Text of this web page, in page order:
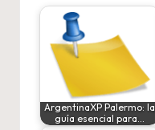
ArgentinaXP Palermo: la
guía esencial para…